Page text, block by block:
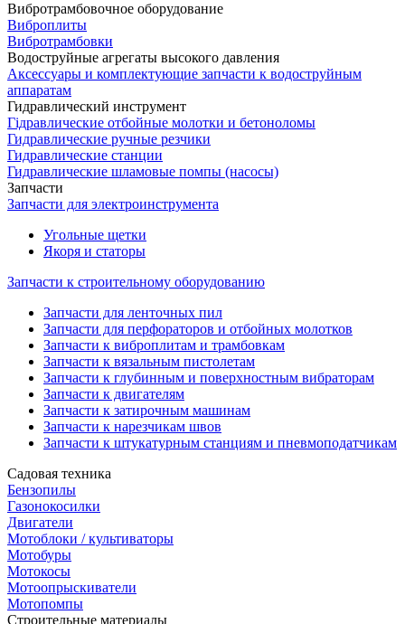
Вибротрамбовочное оборудование
Виброплиты
Вибротрамбовки
Водоструйные агрегаты высокого давления
Аксессуары и комплектующие запчасти к водоструйным
аппаратам
Гидравлический инструмент
Гідравлические отбойные молотки и бетоноломы
Гидравлические ручные резчики
Гидравлические станции
Гидравлические шламовые помпы (насосы)
Запчасти
Запчасти для электроинструмента
Угольные щетки
Якоря и статоры
Запчасти к строительному оборудованию
Запчасти для ленточных пил
Запчасти для перфораторов и отбойных молотков
Запчасти к виброплитам и трамбовкам
Запчасти к вязальным пистолетам
Запчасти к глубинным и поверхностным вибраторам
Запчасти к двигателям
Запчасти к затирочным машинам
Запчасти к нарезчикам швов
Запчасти к штукатурным станциям и пневмоподатчикам
Садовая техника
Бензопилы
Газонокосилки
Двигатели
Мотоблоки / культиваторы
Мотобуры
Мотокосы
Мотоопрыскиватели
Мотопомпы
Строительные материалы